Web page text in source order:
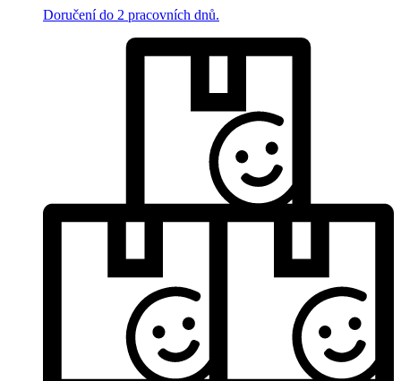
Doručení do 2 pracovních dnů.